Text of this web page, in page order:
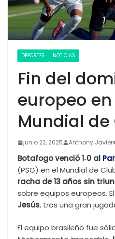
DEPORTES NOTICIAS
Fin del
europeo en
Mundial de
junio 22, 2025 Anthony Javier
Botafogo venció 1‑0 al
(PSG) en el Mundial de
racha de 13 años sin
sobre equipos europeos.
Jesús, tras una gran
El equipo brasileño fue